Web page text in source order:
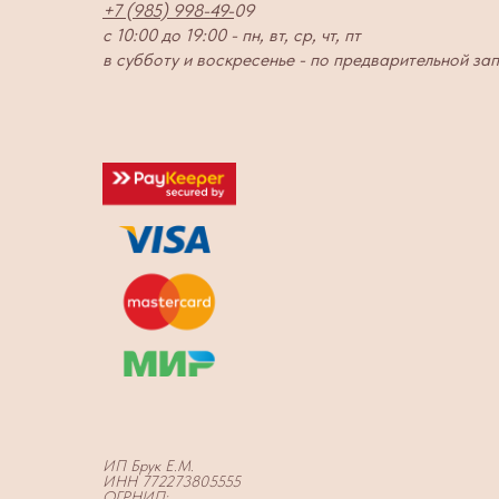
+7 (985) 998-49-09
с 10:00 до 19:00 - пн, вт, ср, чт, пт
в субботу и воскресенье - по предварительной
ИП Брук Е.М.
ИНН 772273805555